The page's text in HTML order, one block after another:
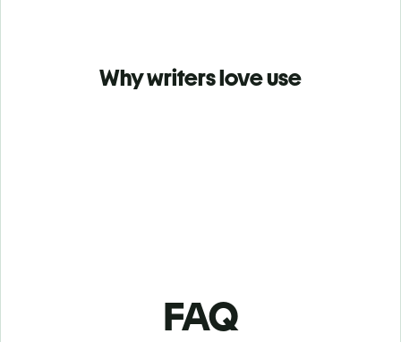
Why writers love use
FAQ